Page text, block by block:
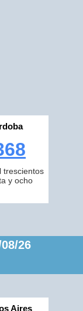
trescientos
y ocho
26
Aires